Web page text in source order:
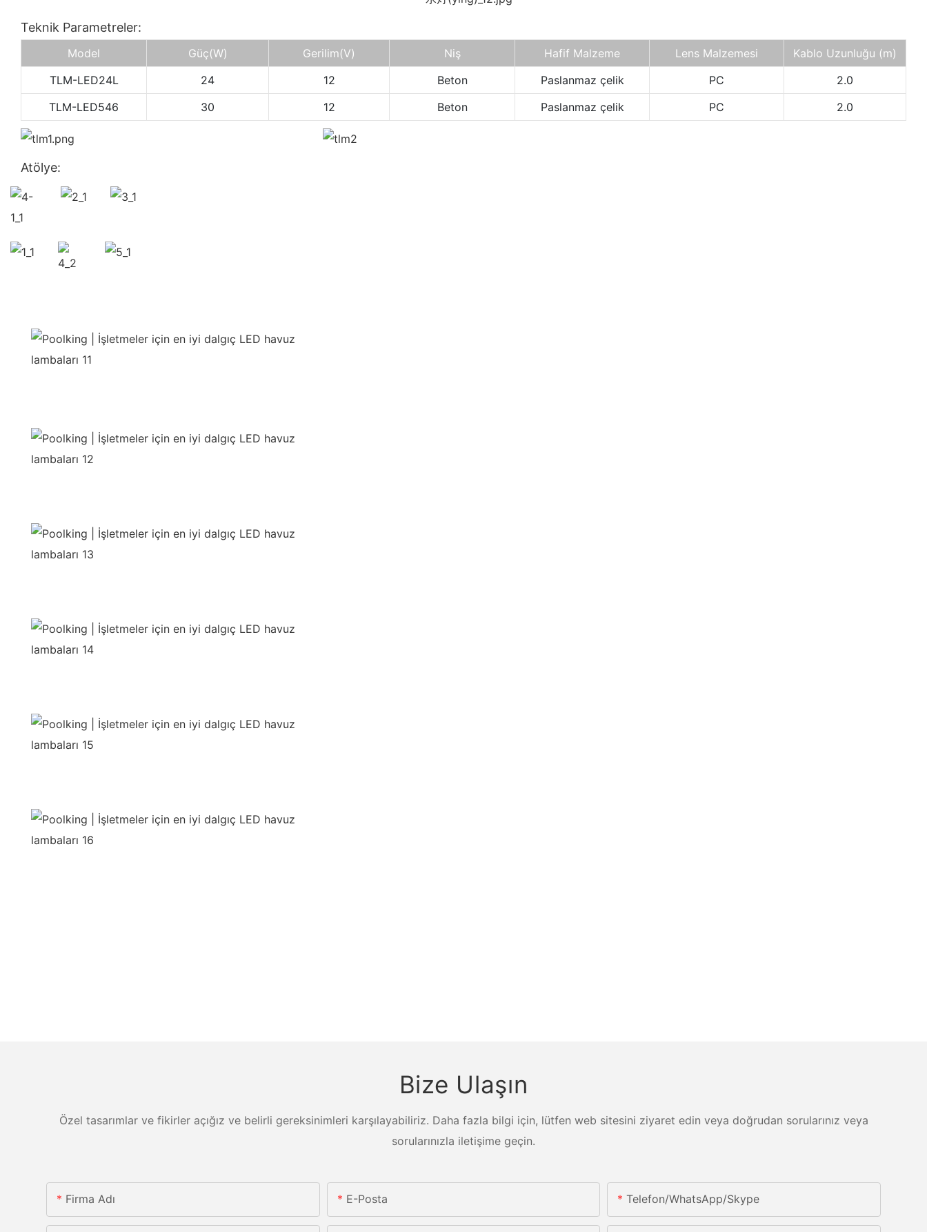
Teknik Parametreler:
Model Güç(W) Gerilim(V) Niş Hafif Malzeme Lens Malzemesi
Kablo Uzunluğu (m)
TLM-LED24L
24 12 Beton Paslanmaz çelik PC
2.0
TLM-LED546
30 12 Beton Paslanmaz çelik PC 2.0
Atölye:
Bize Ulaşın
Özel tasarımlar ve fikirler açığız ve belirli gereksinimleri karşılayabiliriz. Daha fazla bilgi için, lütfen web sitesini ziyaret edin veya doğrudan sorularınız veya
sorularınızla iletişime geçin.
Firma Adı E-Posta Telefon/whatsApp/skype